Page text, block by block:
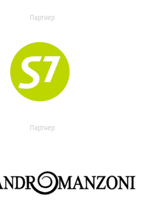
Партнер
Партнер